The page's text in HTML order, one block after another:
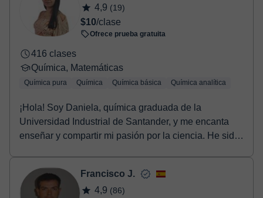
confirmación de la reserva.
4,9 (19)
$10/clase
Ofrece prueba gratuita
416 clases
Química, Matemáticas
Química pura Química Química básica Química analítica
¡Hola! Soy Daniela, química graduada de la
Universidad Industrial de Santander, y me encanta
enseñar y compartir mi pasión por la ciencia. He sido
Francisco J.
4,9 (86)